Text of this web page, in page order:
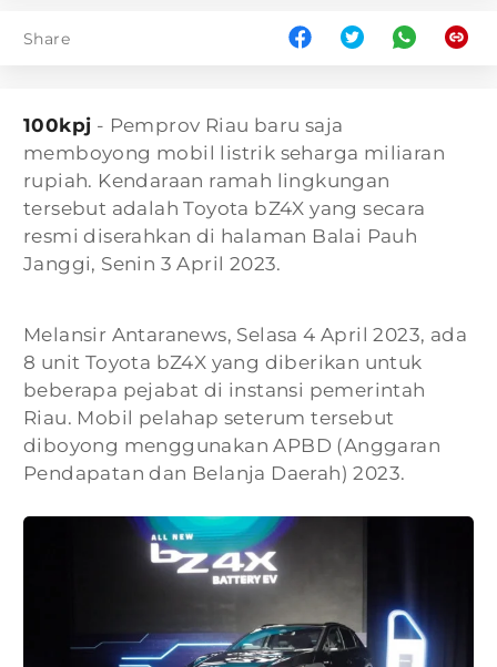
Share
100kpj - Pemprov Riau baru saja
memboyong mobil listrik seharga miliaran
rupiah. Kendaraan ramah lingkungan
tersebut adalah Toyota bZ4X yang secara
resmi diserahkan di halaman Balai Pauh
Janggi, Senin 3 April 2023.
Melansir Antaranews, Selasa 4 April 2023, ada
8 unit Toyota bZ4X yang diberikan untuk
beberapa pejabat di instansi pemerintah
Riau. Mobil pelahap seterum tersebut
diboyong menggunakan APBD (Anggaran
Pendapatan dan Belanja Daerah) 2023.